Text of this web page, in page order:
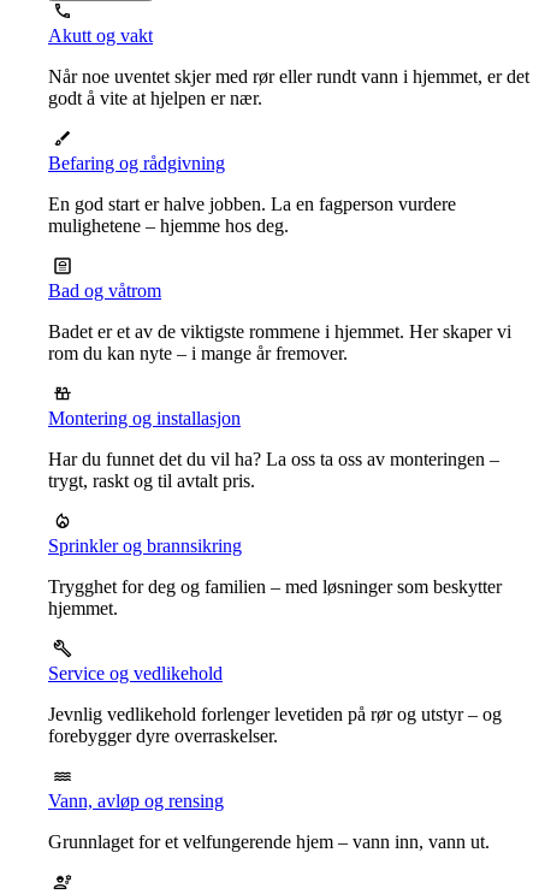
Akutt og vakt
Når noe uventet skjer med rør eller rundt vann i hjemmet, er det
godt å vite at hjelpen er nær.
Befaring og rådgivning
En god start er halve jobben. La en fagperson vurdere
mulighetene – hjemme hos deg.
Bad og våtrom
Badet er et av de viktigste rommene i hjemmet. Her skaper vi
rom du kan nyte – i mange år fremover.
Montering og installasjon
Har du funnet det du vil ha? La oss ta oss av monteringen –
trygt, raskt og til avtalt pris.
Sprinkler og brannsikring
Trygghet for deg og familien – med løsninger som beskytter
hjemmet.
Service og vedlikehold
Jevnlig vedlikehold forlenger levetiden på rør og utstyr – og
forebygger dyre overraskelser.
Vann, avløp og rensing
Grunnlaget for et velfungerende hjem – vann inn, vann ut.